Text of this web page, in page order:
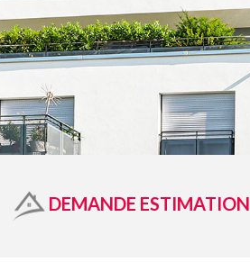
DEMANDE ESTIMATION